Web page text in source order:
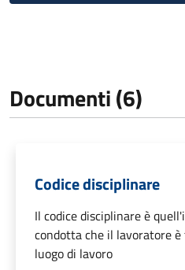
Documenti (6)
Codice disciplinare
Il codice disciplinare è
condotta che il lavoratore
luogo di lavoro